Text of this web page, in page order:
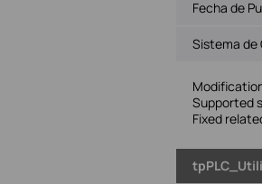
Fecha de
Sistema de
Supported
Fixed